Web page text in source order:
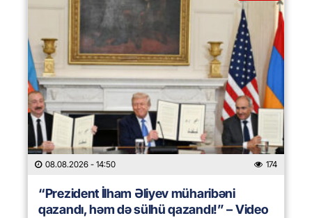
08.08.2026 - 14:50 174
“Prezident İlham Əliyev müharibəni
qazandı, həm də sülhü qazandı!” – Video